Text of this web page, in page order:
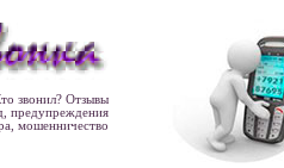
звонил? Отзывы
предупреждения
мошенничество